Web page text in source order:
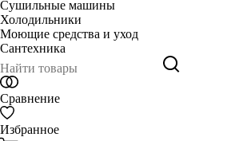
Сушильные машины
Холодильники
Моющие средства и уход
Сантехника
Сравнение
Избранное